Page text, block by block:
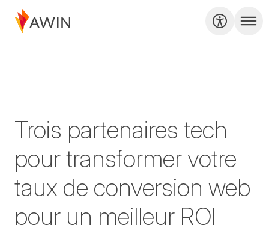
Trois partenaires tech
pour transformer votre
taux de conversion web
pour un meilleur ROI